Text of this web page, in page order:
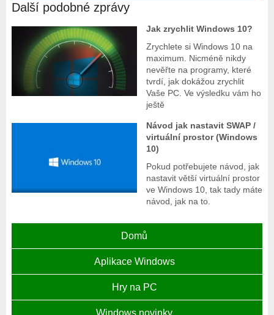
Další podobné zprávy
Jak zrychlit Windows 10?
Zrychlete si Windows 10 na
maximum. Nicméně nikdy
nevěřte na programy, které
tvrdí, jak dokážou zrychlit
Vaše PC. Ve výsledku vám ho
ještě
Návod jak nastavit SWAP /
virtuální prostor (Windows
10)
Pokud potřebujete návod, jak
nastavit větší virtuální prostor
ve Windows 10, tak tady máte
návod, jak na to.
Domů
Aplikace Windows
Hry na PC